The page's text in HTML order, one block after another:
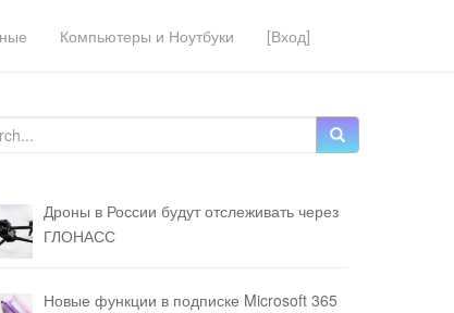
Компьютеры и Ноутбуки [Вход]
for:
Дроны в России будут отслеживать через
ГЛОНАСС
Новые функции в подписке Microsoft 365